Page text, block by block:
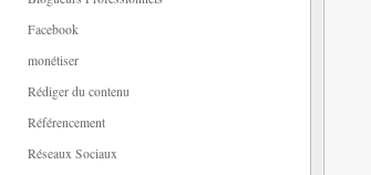
Facebook
monétiser
Rédiger du contenu
Référencement
Réseaux Sociaux